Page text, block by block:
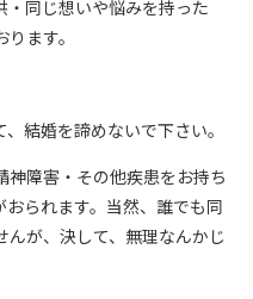
・同じ想いや悩みを持った
ます。
結婚を諦めないで下さい。
神障害・その他疾患をお持ち
られます。当然、誰でも同
んが、決して、無理なんかじ